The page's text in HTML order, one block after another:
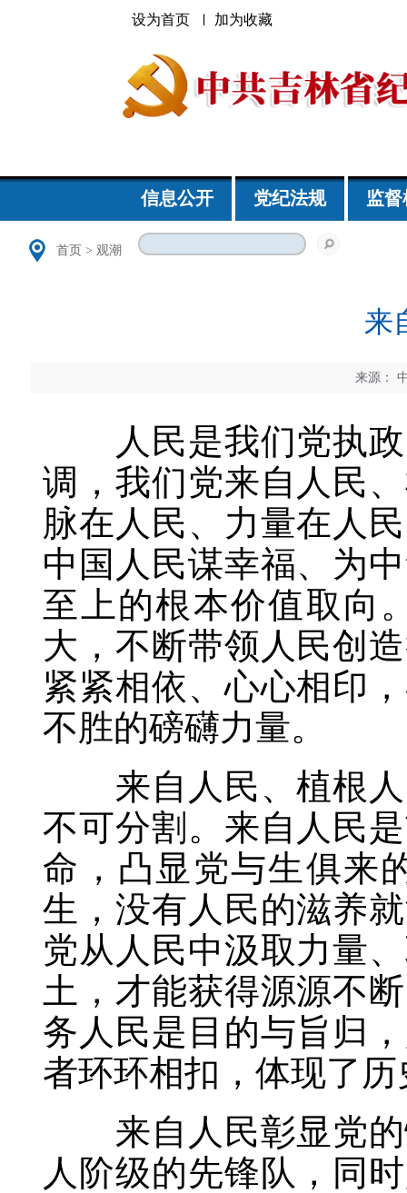
设为首页 加为收藏
信息公开 党纪法规 监
首页 > 观潮
来
来源：
人民是我们党执政
调，我们党来自人民
脉在人民、力量在人
中国人民谋幸福、为
至上的根本价值取向
大，不断带领人民创
紧紧相依、心心相印
不胜的磅礴力量。
来自人民、植根人
不可分割。来自人民
命，凸显党与生俱来
生，没有人民的滋养
党从人民中汲取力量
土，才能获得源源不
务人民是目的与旨归
者环环相扣，体现了
来自人民彰显党的
人阶级的先锋队，同